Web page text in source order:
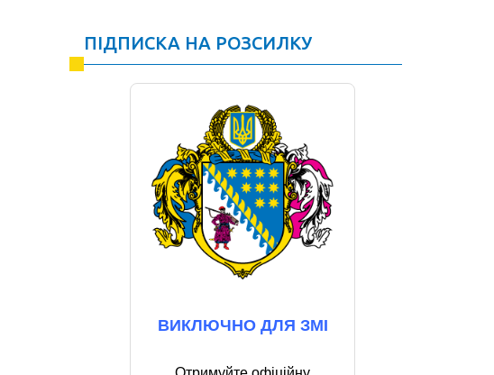
ПІДПИСКА НА РОЗСИЛКУ
ВИКЛЮЧНО ДЛЯ ЗМІ